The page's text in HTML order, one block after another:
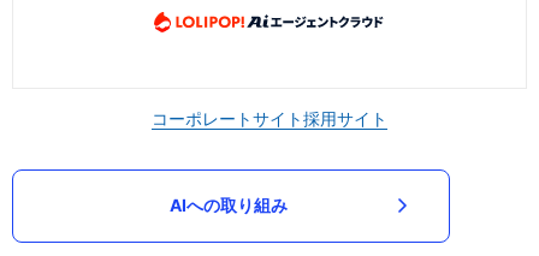
コーポレートサイト採用サイト
AIへの取り組み